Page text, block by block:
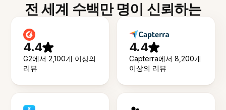
전 세계 수백만 명이 신뢰하는
4.4
G2에서 2,100개 이상의
리뷰
4.4
Capterra에서 8,200개
이상의 리뷰